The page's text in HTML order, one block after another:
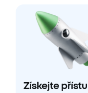
Získejte